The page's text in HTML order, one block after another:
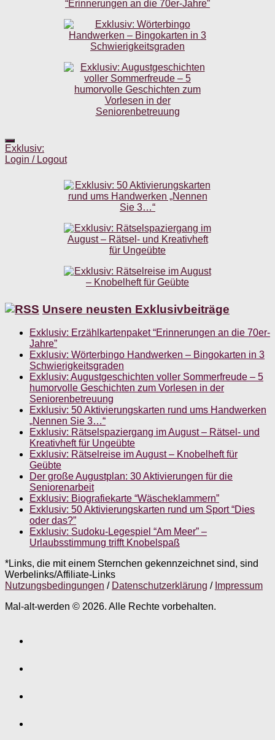
Exklusiv:
Login / Logout
Unsere neusten Exklusivbeiträge
Exklusiv: Erzählkartenpaket “Erinnerungen an die 70er-
Jahre”
Exklusiv: Wörterbingo Handwerken – Bingokarten in 3
Schwierigkeitsgraden
Exklusiv: Augustgeschichten voller Sommerfreude – 5
humorvolle Geschichten zum Vorlesen in der
Seniorenbetreuung
Exklusiv: 50 Aktivierungskarten rund ums Handwerken
„Nennen Sie 3…“
Exklusiv: Rätselspaziergang im August – Rätsel- und
Kreativheft für Ungeübte
Exklusiv: Rätselreise im August – Knobelheft für
Geübte
Der große Augustplan: 30 Aktivierungen für die
Seniorenarbeit
Exklusiv: Biografiekarte “Wäscheklammern”
Exklusiv: 50 Aktivierungskarten rund um Sport “Dies
oder das?”
Exklusiv: Sudoku-Legespiel “Am Meer” –
Urlaubsstimmung trifft Knobelspaß
*Links, die mit einem Sternchen gekennzeichnet sind, sind
Werbelinks/Affiliate-Links
Nutzungsbedingungen / Datenschutzerklärung / Impressum
Mal-alt-werden © 2026. Alle Rechte vorbehalten.